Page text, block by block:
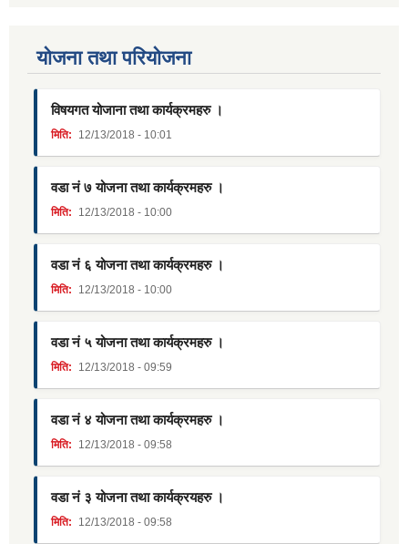
याेजना तथा परियाेजना
विषयगत योजाना तथा कार्यक्रमहरु ।
मिति: 12/13/2018 - 10:01
वडा नं ७ योजना तथा कार्यक्रमहरु ।
मिति: 12/13/2018 - 10:00
वडा नं ६ योजना तथा कार्यक्रमहरु ।
मिति: 12/13/2018 - 10:00
वडा नं ५ योजना तथा कार्यक्रमहरु ।
मिति: 12/13/2018 - 09:59
वडा नं ४ योजना तथा कार्यक्रमहरु ।
मिति: 12/13/2018 - 09:58
वडा नं ३ योजना तथा कार्यक्रयहरु ।
मिति: 12/13/2018 - 09:58